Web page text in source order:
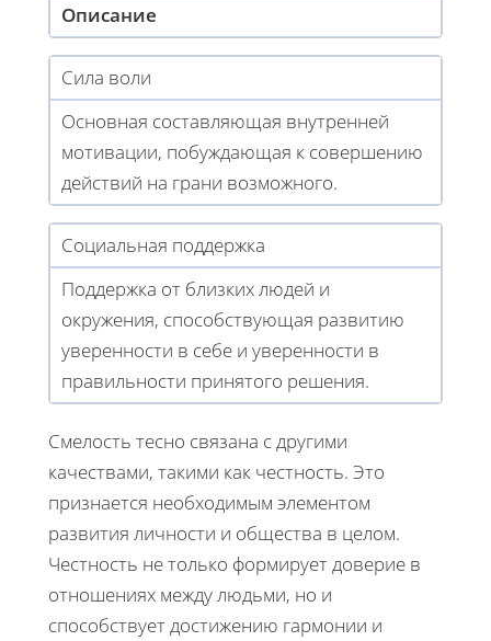
Описание
Сила воли
Основная составляющая внутренней
мотивации, побуждающая к совершению
действий на грани возможного.
Социальная поддержка
Поддержка от близких людей и
окружения, способствующая развитию
уверенности в себе и уверенности в
правильности принятого решения.
Смелость тесно связана с другими
качествами, такими как честность. Это
признается необходимым элементом
развития личности и общества в целом.
Честность не только формирует доверие в
отношениях между людьми, но и
способствует достижению гармонии и